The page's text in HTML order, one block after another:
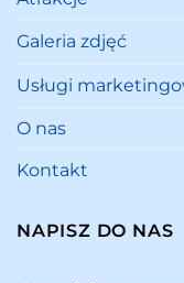
Galeria zdjęć
Usługi
O nas
Kontakt
NAPISZ DO NAS